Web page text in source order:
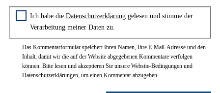
Mail*
Zustimmung zur Datenschutzerklärung
Ich habe die Datenschutzerklärunggelesen und stimme der
Verarbeitung meiner Daten zu.
Das Kommentarformular speichert Ihren Namen, Ihre E-Mail-Adresse und den
Inhalt, damit wir die auf der Website abgegebenen Kommentare verfolgen
können. Bitte lesen und akzeptieren Sie unsere Website-Bedingungen und
Datenschutzerklärungen, um einen Kommentar abzugeben.